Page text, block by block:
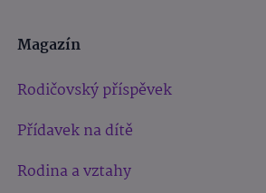
Magazín
Rodičovský příspěvek
Přídavek na dítě
Rodina a vztahy